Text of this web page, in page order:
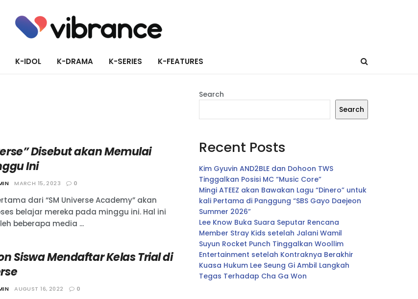
K-IDOL K-DRAMA K-SERIES K-FEATURES
Disebut akan Memulai
Ini
MARCH 15, 2023 0
dari “SM Universe Academy” akan
belajar mereka pada minggu ini. Hal ini
beberapa media ...
Siswa Mendaftar Kelas Trial di
AUGUST 16, 2022 0
Search
Search
Recent Posts
Kim Gyuvin AND2BLE dan Dohoon TWS
Tinggalkan Posisi MC “Music Core”
Mingi ATEEZ akan Bawakan Lagu “Dinero” untuk
kali Pertama di Panggung “SBS Gayo Daejeon
Summer 2026”
Lee Know Buka Suara Seputar Rencana
Member Stray Kids setelah Jalani Wamil
Suyun Rocket Punch Tinggalkan Woollim
Entertainment setelah Kontraknya Berakhir
Kuasa Hukum Lee Seung Gi Ambil Langkah
Tegas Terhadap Cha Ga Won